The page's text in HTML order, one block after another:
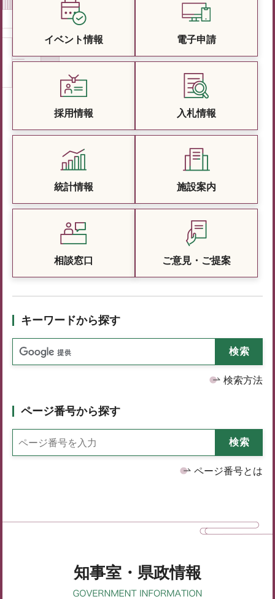
イベント情報 電子申請
採用情報 入札情報
統計情報 施設案内
相談窓口 ご意見・ご提案
キーワードから探す
検索方法
ページ番号から探す
ページ番号とは
知事室・県政情報